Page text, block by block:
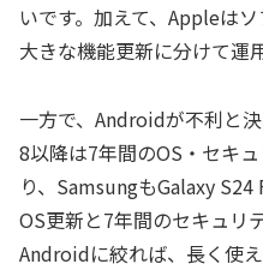
いです。加えて、Appleは
大きな機能更新に分けて運
一方で、Androidが不利と
8以降は7年間のOS・セキ
り、SamsungもGalaxy
OS更新と7年間のセキュリ
Androidに絞れば、長く使